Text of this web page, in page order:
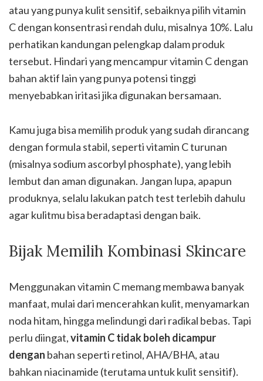
atau yang punya kulit sensitif, sebaiknya pilih vitamin
C dengan konsentrasi rendah dulu, misalnya 10%. Lalu
perhatikan kandungan pelengkap dalam produk
tersebut. Hindari yang mencampur vitamin C dengan
bahan aktif lain yang punya potensi tinggi
menyebabkan iritasi jika digunakan bersamaan.
Kamu juga bisa memilih produk yang sudah dirancang
dengan formula stabil, seperti vitamin C turunan
(misalnya sodium ascorbyl phosphate), yang lebih
lembut dan aman digunakan. Jangan lupa, apapun
produknya, selalu lakukan patch test terlebih dahulu
agar kulitmu bisa beradaptasi dengan baik.
Bijak Memilih Kombinasi Skincare
Menggunakan vitamin C memang membawa banyak
manfaat, mulai dari mencerahkan kulit, menyamarkan
noda hitam, hingga melindungi dari radikal bebas. Tapi
perlu diingat,vitamin C tidak boleh dicampur
dengan bahan seperti retinol, AHA/BHA, atau
bahkan niacinamide (terutama untuk kulit sensitif).